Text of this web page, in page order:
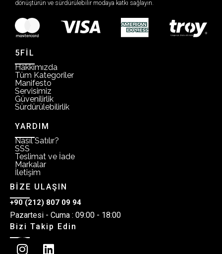
dönüştürün ve sürdürülebilir modaya katkı sağlayın.
5FİL
Hakkımızda
Tüm Kategoriler
Manifesto
Servisimiz
Güvenilirlik
Sürdürülebilirlik
YARDIM
Nasıl Satılır?
SSS
Teslimat ve İade
Markalar
İletişim
BİZE ULAŞIN
+90 (212) 807 09 94
Pazartesi - Cuma : 09:00 - 18:00
Bizi Takip Edin